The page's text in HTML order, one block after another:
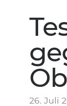
26. Juli